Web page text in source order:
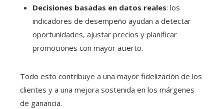
Decisiones basadas en datos reales: los
indicadores de desempeño ayudan a detectar
oportunidades, ajustar precios y planificar
promociones con mayor acierto.
Todo esto contribuye a una mayor fidelización de los
clientes y a una mejora sostenida en los márgenes
de ganancia.